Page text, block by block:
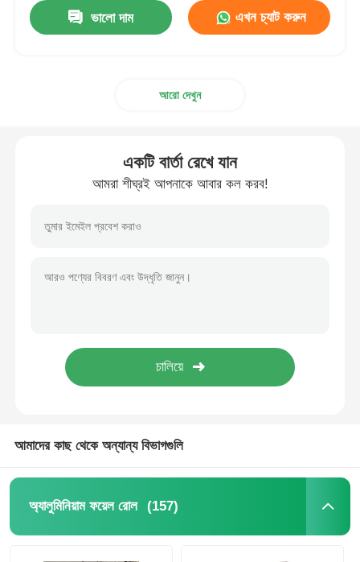
ভালো দাম এখন চ্যাট করুন
আরো দেখুন
একটি বার্তা রেখে যান
আমরা শীঘ্রই আপনাকে আবার কল করব!
আমাদের কাছ থেকে অন্যান্য বিভাগগুলি
অ্যালুমিনিয়াম ফয়েল রোল (157)